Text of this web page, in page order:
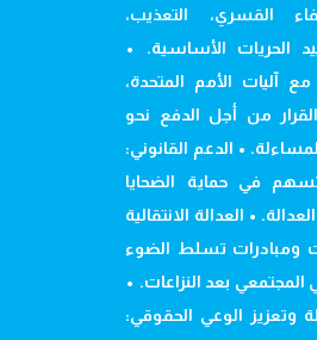
القسري، التعذيب،
الحريات الأساسية. •
مع آليات الأمم المتحدة،
من أجل الدفع نحو
• الدعم القانوني:
في حماية الضحايا
• العدالة الانتقالية
ومبادرات تسلط الضوء
بعد النزاعات. •
وتعزيز الوعي الحقوقي: